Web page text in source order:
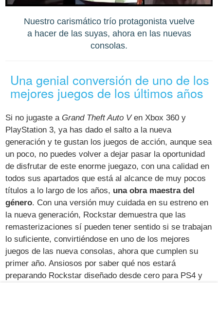
Nuestro carismático trío protagonista vuelve
a hacer de las suyas, ahora en las nuevas
consolas.
Una genial conversión de uno de los
mejores juegos de los últimos años
Si no jugaste aGrand Theft Auto Ven Xbox 360 y
PlayStation 3, ya has dado el salto a la nueva
generación y te gustan los juegos de acción, aunque sea
un poco, no puedes volver a dejar pasar la oportunidad
de disfrutar de este enorme juegazo, con una calidad en
todos sus apartados que está al alcance de muy pocos
títulos a lo largo de los años, una obra maestra del
género. Con una versión muy cuidada en su estreno en
la nueva generación, Rockstar demuestra que las
remasterizaciones sí pueden tener sentido si se trabajan
lo suficiente, convirtiéndose en uno de los mejores
juegos de las nueva consolas, ahora que cumplen su
primer año. Ansiosos por saber qué nos estará
preparando Rockstar diseñado desde cero para PS4 y